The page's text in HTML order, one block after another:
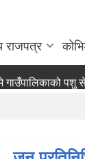
राजपत्र
पशु सेवा